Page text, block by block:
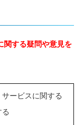
関する疑問や意見を
ービスに関する